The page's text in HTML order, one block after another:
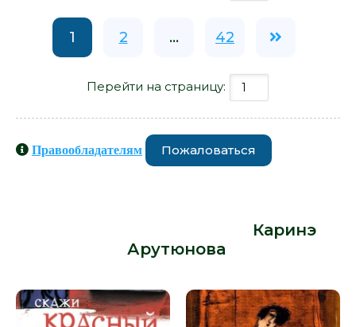
1 2 ... 42
Перейти на страницу:
Правообладателям Пожаловаться
Каринэ
Арутюнова